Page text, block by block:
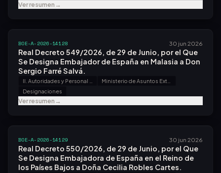
Ver resumen→
BOE-A-2026-14128 30 jun 2026
Real Decreto 549/2026, de 29 de Junio, por el Que
Se Designa Embajador de España en Malasia a Don
Sergio Farré Salvá.
Designaciones
Ver resumen→
BOE-A-2026-14129 30 jun 2026
Real Decreto 550/2026, de 29 de Junio, por el Que
Se Designa Embajadora de España en el Reino de
los Países Bajos a Doña Cecilia Robles Cartes.